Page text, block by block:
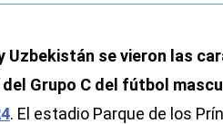
Uzbekistán se vieron las
Grupo C del fútbol
. El estadio Parque de los